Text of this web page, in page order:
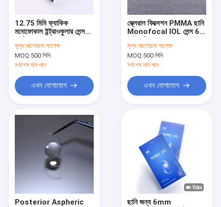
যোগাযোগ করুন
প্রিলোডেড ইন্ট্রাওকুলার লেন্স
PMMA Intraocular Lens
হাইড্রোফিলিক ইন্ট্রাকুলার লেন্স
12.75 মিমি ফ্যাকিক
মনোফোকাল ইন্ট্রাওকুলার লেন্স
মূল্য:আলোচনা সাপেক্ষ
MOQ:500 পিসি
সর্বশেষ দাম পান
এখন যোগাযোগ
স্ক্লেরাল ফিক্সেশন PMMA ছানি
Monofocal IOL লেন্স 6.5
মূল্য:আলোচনা সাপেক্ষ
MOQ:500 পিসি
সর্বশেষ দাম পান
এখন যোগাযোগ
Posterior Aspheric
ছানি জন্য 6mm